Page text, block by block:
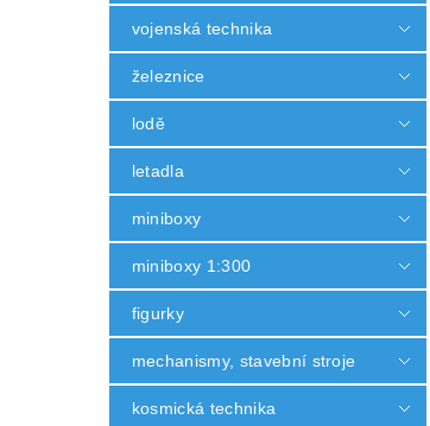
vojenská technika
železnice
lodě
letadla
miniboxy
miniboxy 1:300
figurky
mechanismy, stavební stroje
kosmická technika